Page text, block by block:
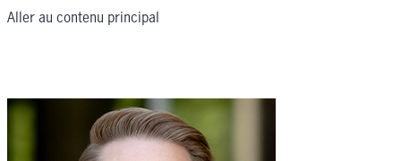
Aller au contenu principal